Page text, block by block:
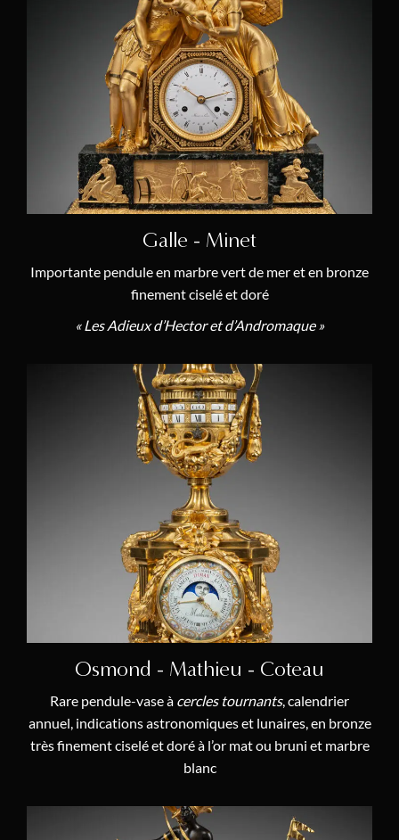
Galle - Minet
Importante pendule en marbre vert de mer et en bronze
finement ciselé et doré
« Les Adieux d’Hector et d’Andromaque »
Osmond - Mathieu - Coteau
Rare pendule-vase à cercles tournants, calendrier
annuel, indications astronomiques et lunaires, en bronze
très finement ciselé et doré à l’or mat ou bruni et marbre
blanc